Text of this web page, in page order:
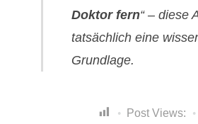
Doktor fern“ – diese
tatsächlich eine
Grundlage.
Post Views: